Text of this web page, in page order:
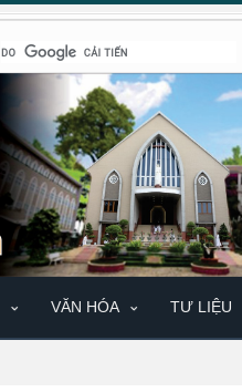
VĂN HÓA TƯ LIỆU